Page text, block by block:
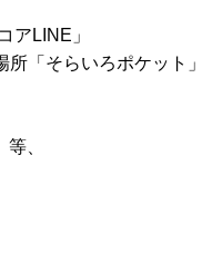
アLINE」
「そらいろポケット」
、